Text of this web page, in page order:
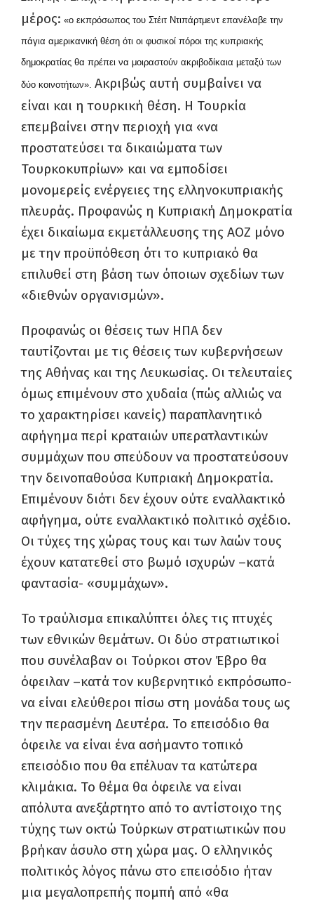
μέρος: «ο εκπρόσωπος του Στέιτ Ντιπάρτμεντ επανέλαβε την
πάγια αμερικανική θέση ότι οι φυσικοί πόροι της κυπριακής
δημοκρατίας θα πρέπει να μοιραστούν ακριβοδίκαια μεταξύ των
δύο κοινοτήτων». Ακριβώς αυτή συμβαίνει να
είναι και η τουρκική θέση. Η Τουρκία
επεμβαίνει στην περιοχή για «να
προστατεύσει τα δικαιώματα των
Τουρκοκυπρίων» και να εμποδίσει
μονομερείς ενέργειες της ελληνοκυπριακής
πλευράς. Προφανώς η Κυπριακή Δημοκρατία
έχει δικαίωμα εκμετάλλευσης της ΑΟΖ μόνο
με την προϋπόθεση ότι το κυπριακό θα
επιλυθεί στη βάση των όποιων σχεδίων των
«διεθνών οργανισμών».
Προφανώς οι θέσεις των ΗΠΑ δεν
ταυτίζονται με τις θέσεις των κυβερνήσεων
της Αθήνας και της Λευκωσίας. Οι τελευταίες
όμως επιμένουν στο χυδαία (πώς αλλιώς να
το χαρακτηρίσει κανείς) παραπλανητικό
αφήγημα περί κραταιών υπερατλαντικών
συμμάχων που σπεύδουν να προστατεύσουν
την δεινοπαθούσα Κυπριακή Δημοκρατία.
Επιμένουν διότι δεν έχουν ούτε εναλλακτικό
αφήγημα, ούτε εναλλακτικό πολιτικό σχέδιο.
Οι τύχες της χώρας τους και των λαών τους
έχουν κατατεθεί στο βωμό ισχυρών –κατά
φαντασία- «συμμάχων».
Το τραύλισμα επικαλύπτει όλες τις πτυχές
των εθνικών θεμάτων. Οι δύο στρατιωτικοί
που συνέλαβαν οι Τούρκοι στον Έβρο θα
όφειλαν –κατά τον κυβερνητικό εκπρόσωπο-
να είναι ελεύθεροι πίσω στη μονάδα τους ως
την περασμένη Δευτέρα. Το επεισόδιο θα
όφειλε να είναι ένα ασήμαντο τοπικό
επεισόδιο που θα επέλυαν τα κατώτερα
κλιμάκια. Το θέμα θα όφειλε να είναι
απόλυτα ανεξάρτητο από το αντίστοιχο της
τύχης των οκτώ Τούρκων στρατιωτικών που
βρήκαν άσυλο στη χώρα μας. Ο ελληνικός
πολιτικός λόγος πάνω στο επεισόδιο ήταν
μια μεγαλοπρεπής πομπή από «θα